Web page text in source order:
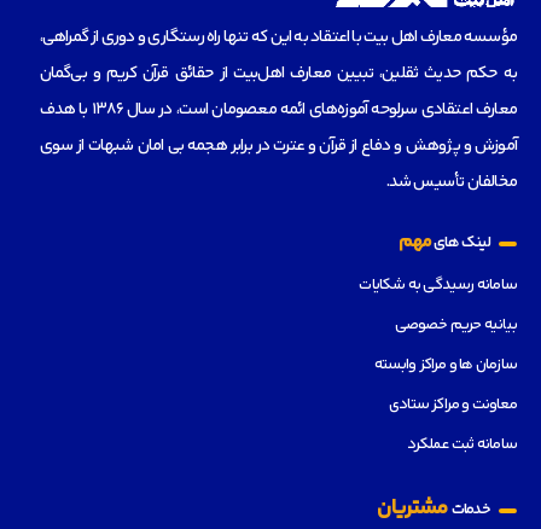
مؤسسه‌ معارف اهل بیت با اعتقاد به این که تنها راه رستگاری و دوری از گمراهی،
به حکم حدیث ثقلین، تبیین معارف اهل‌بیت از حقائق قرآن کریم و بی‌گمان
معارف اعتقادی سرلوحه آموزه‌های ائمه معصومان است، در سال 1386 با هدف
آموزش و پژوهش و دفاع از قرآن و عترت در برابر هجمه بی امان شبهات از سوی
مخالفان تأسیس شد.
لینک هایمهم
سامانه رسیدگی به شکایات
بیانیه حریم خصوصی
سازمان ها و مراکز وابسته
معاونت و مراکز ستادی
سامانه ثبت عملکرد
خدماتمشتریان